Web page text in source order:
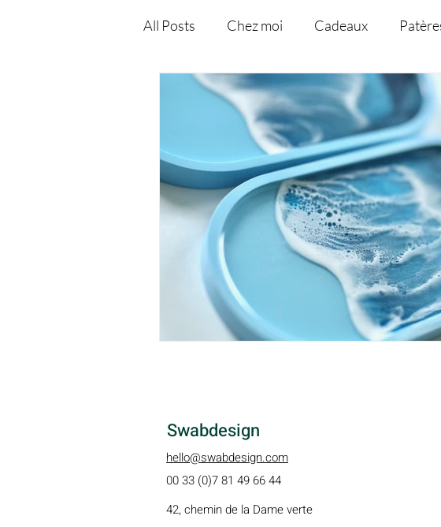
All Posts Chez moi Cadeaux
Swabdesign
hello@swabdesign.com
00 33 (0)7 81 49 66 44
42, chemin de la Dame verte